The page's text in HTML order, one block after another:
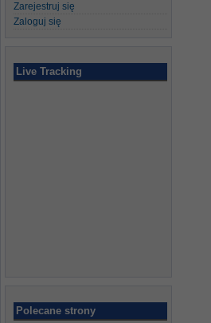
Zarejestruj się
Zaloguj się
Live Tracking
Polecane strony